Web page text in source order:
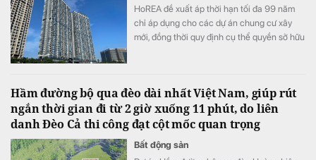
HoREA đề xuất áp thời hạn tối đa 99 năm
chỉ áp dụng cho các dự án chung cư xây
mới, đồng thời quy định cụ thể quyền sở hữu
Hầm đường bộ qua đèo dài nhất Việt Nam, giúp rút
ngắn thời gian đi từ 2 giờ xuống 11 phút, do liên
danh Đèo Cả thi công đạt cột mốc quan trọng
Bất động sản